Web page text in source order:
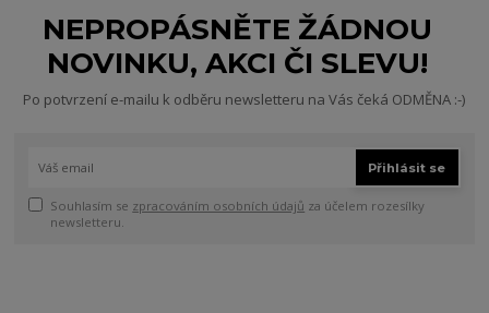
NEPROPÁSNĚTE ŽÁDNOU
NOVINKU, AKCI ČI SLEVU!
Po potvrzení e-mailu k odběru newsletteru na Vás čeká ODMĚNA :-)
Přihlásit se
Souhlasím se zpracováním osobních údajů za účelem rozesílky
newsletteru.